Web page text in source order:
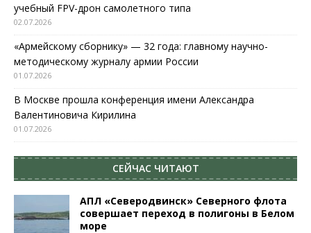
учебный FPV-дрон самолетного типа
02.07.2026
«Армейскому сборнику» — 32 года: главному научно-
методическому журналу армии России
01.07.2026
В Москве прошла конференция имени Александра
Валентиновича Кирилина
01.07.2026
СЕЙЧАС ЧИТАЮТ
АПЛ «Северодвинск» Северного флота
совершает переход в полигоны в Белом
море